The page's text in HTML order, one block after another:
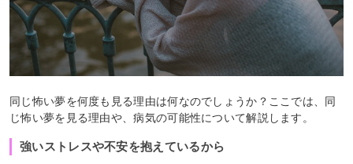
同じ怖い夢を何度も見る理由は何なのでしょうか？ここでは、同
じ怖い夢を見る理由や、病気の可能性について解説します。
強いストレスや不安を抱えているから